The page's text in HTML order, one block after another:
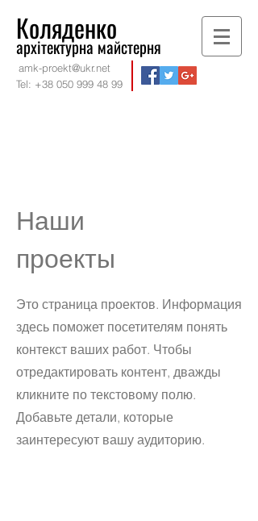
Коляденко
архітектурна майстерня
Tel: +38 050 999 48 99
amk-proekt@ukr.net
Наши
проекты
Это страница проектов. Информация
здесь поможет посетителям понять
контекст ваших работ. Чтобы
отредактировать контент, дважды
кликните по текстовому полю.
Добавьте детали, которые
заинтересуют вашу аудиторию.